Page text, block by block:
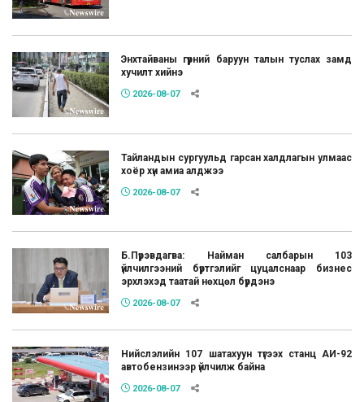
Энхтайваны гүүрний баруун талын туслах замд
хучилт хийнэ
2026-08-07
Тайландын сургуульд гарсан халдлагын улмаас
хоёр хүн амиа алджээ
2026-08-07
Б.Пүрэвдагва: Найман салбарын 103
үйлчилгээний бүртгэлийг цуцалснаар бизнес
эрхлэхэд таатай нөхцөл бүрдэнэ
2026-08-07
Нийслэлийн 107 шатахуун түгээх станц АИ-92
автобензинээр үйлчилж байна
2026-08-07